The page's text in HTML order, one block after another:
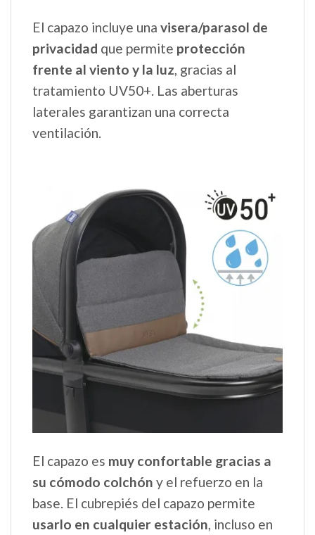
El capazo incluye una visera/parasol de
privacidad que permite protección
frente al viento y la luz, gracias al
tratamiento UV50+. Las aberturas
laterales garantizan una correcta
ventilación.
El capazo es muy confortable gracias a
su cómodo colchón y el refuerzo en la
base. El cubrepiés del capazo permite
usarlo en cualquier estación, incluso en